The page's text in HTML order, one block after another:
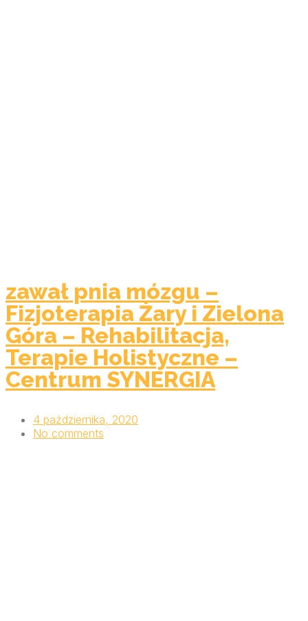
zawał pnia mózgu –
Fizjoterapia Żary i Zielona
Góra – Rehabilitacja,
Terapie Holistyczne –
Centrum SYNERGIA
4 października, 2020
No comments